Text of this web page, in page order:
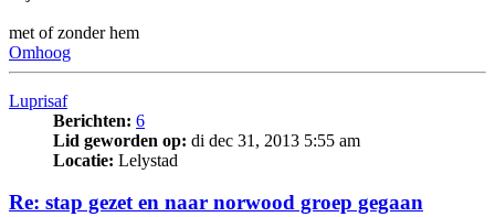
met of zonder hem
Omhoog
Luprisaf
Berichten: 6
Lid geworden op: di dec 31, 2013 5:55 am
Locatie: Lelystad
Re: stap gezet en naar norwood groep gegaan